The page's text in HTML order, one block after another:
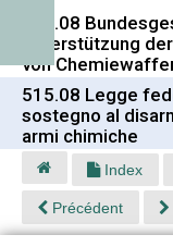
515.08
Unterstützung
von
515.08 Legge
sostegno al
armi chimiche
Index
Précédent